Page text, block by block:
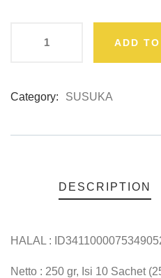
ADD
Category: SUSUKA
DESCRIPTION
HALAL :
Netto : 250 gr, Isi 10 Sachet